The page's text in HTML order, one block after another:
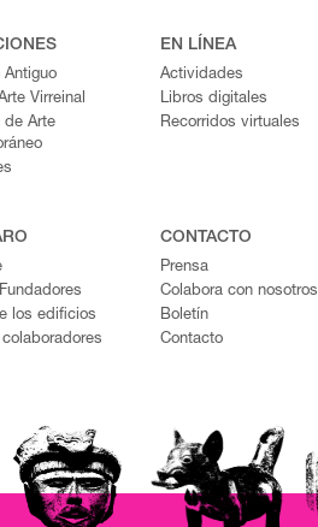
Antiguo
Virreinal
de Arte
EN LÍNEA
Actividades
Libros digitales
Recorridos virtuales
los edificios
CONTACTO
Prensa
Colabora con nosotros
Boletín
Contacto